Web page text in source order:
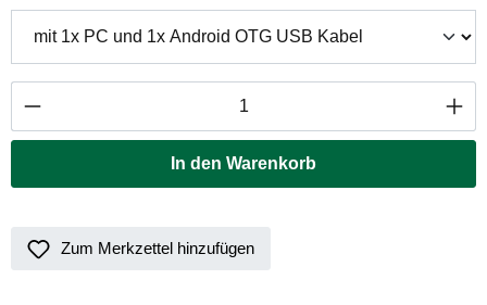
Produkt Anzahl: Gib den gewünschten
In den Warenkorb
Zum Merkzettel hinzufügen